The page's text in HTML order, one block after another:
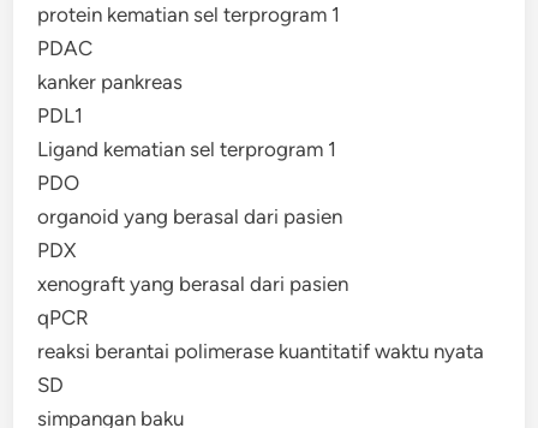
protein kematian sel terprogram 1
PDAC
kanker pankreas
PDL1
Ligand kematian sel terprogram 1
PDO
organoid yang berasal dari pasien
PDX
xenograft yang berasal dari pasien
qPCR
reaksi berantai polimerase kuantitatif waktu nyata
SD
simpangan baku